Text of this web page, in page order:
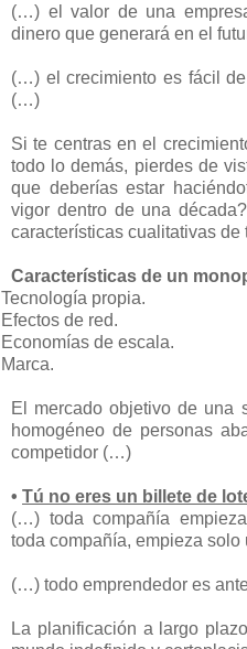
(…) el valor de una
dinero que generará en el
(…) el crecimiento es fácil
(…)
Si te centras en el
todo lo demás, pierdes de
que deberías estar
vigor dentro de una
características cualitativas de
Características de un
Tecnología propia.
Efectos de red.
Economías de escala.
Marca.
El mercado objetivo de una
homogéneo de personas
competidor (…)
• Tú no eres un billete de
(…) toda compañía
toda compañía, empieza
(…) todo emprendedor es
La planificación a largo